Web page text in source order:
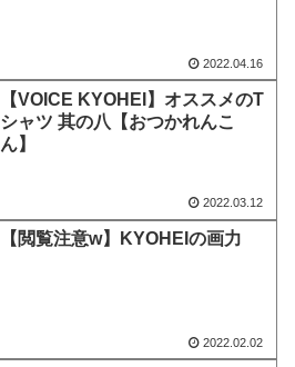
2022.04.16
【VOICE KYOHEI】オススメのT
シャツ 其の八【おつかれんこ
ん】
2022.03.12
【閲覧注意w】KYOHEIの画力
2022.02.02